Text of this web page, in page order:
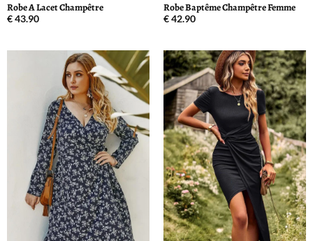
Robe A Lacet Champêtre
€43.90
Robe Baptême Champêtre Femme
€42.90